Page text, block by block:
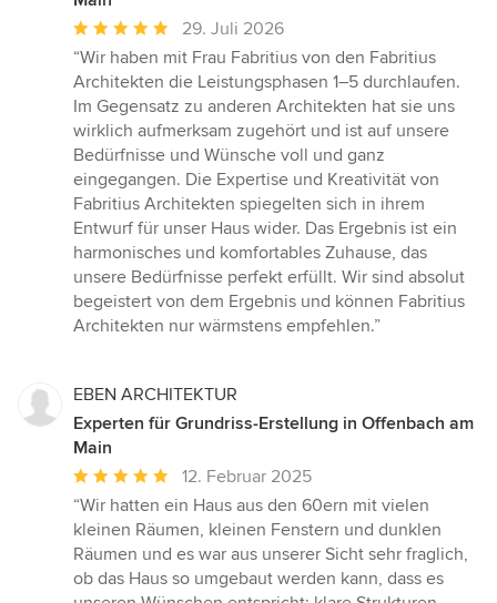
Durchschnittliche
Bewertung:
5
von
5
Sternen
29. Juli 2026
“Wir haben mit Frau Fabritius von den Fabritius
Architekten die Leistungsphasen 1–5 durchlaufen.
Im Gegensatz zu anderen Architekten hat sie uns
wirklich aufmerksam zugehört und ist auf unsere
Bedürfnisse und Wünsche voll und ganz
eingegangen. Die Expertise und Kreativität von
Fabritius Architekten spiegelten sich in ihrem
Entwurf für unser Haus wider. Das Ergebnis ist ein
harmonisches und komfortables Zuhause, das
unsere Bedürfnisse perfekt erfüllt. Wir sind absolut
begeistert von dem Ergebnis und können Fabritius
Architekten nur wärmstens empfehlen.”
EBEN ARCHITEKTUR
Experten für Grundriss-Erstellung in Offenbach am
Main
Durchschnittliche
Bewertung:
5
von
5
Sternen
12. Februar 2025
“Wir hatten ein Haus aus den 60ern mit vielen
kleinen Räumen, kleinen Fenstern und dunklen
Räumen und es war aus unserer Sicht sehr fraglich,
ob das Haus so umgebaut werden kann, dass es